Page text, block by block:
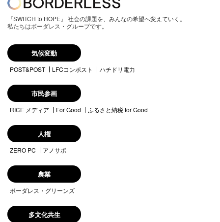
『SWITCH to HOPE』 社会の課題を、みんなの希望へ変えていく。
私たちはボーダレス・グループです。
気候変動
POST&POST LFCコンポスト ハチドリ電力
市民参画
RICE メディア For Good ふるさと納税 for Good
人権
ZERO PC アノサポ
農業
ボーダレス・グリーンズ
多文化共生